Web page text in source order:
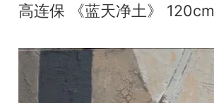
高连保 《蓝天净土》